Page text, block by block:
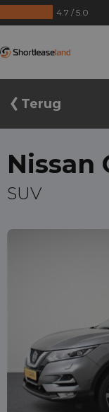
4.7 / 5.0
Terug
Nissan
SUV